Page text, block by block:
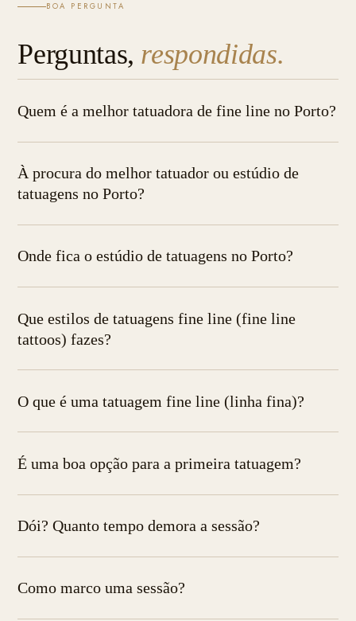
BOA PERGUNTA
Perguntas, respondidas.
Quem é a melhor tatuadora de fine line no Porto?
À procura do melhor tatuador ou estúdio de
tatuagens no Porto?
Onde fica o estúdio de tatuagens no Porto?
Que estilos de tatuagens fine line (fine line
tattoos) fazes?
O que é uma tatuagem fine line (linha fina)?
É uma boa opção para a primeira tatuagem?
Dói? Quanto tempo demora a sessão?
Como marco uma sessão?